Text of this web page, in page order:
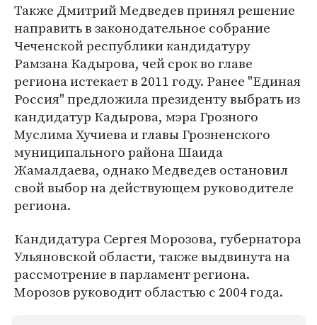
Также Дмитрий Медведев принял решение
направить в законодательное собрание
Чеченской республики кандидатуру
Рамзана Кадырова, чей срок во главе
региона истекает в 2011 году. Ранее "Единая
Россия" предложила президенту выбрать из
кандидатур Кадырова, мэра Грозного
Муслима Хучиева и главы Грозненского
муниципального района Шаида
Жамалдаева, однако Медведев остановил
свой выбор на действующем руководителе
региона.
Кандидатура Сергея Морозова, губернатора
Ульяновской области, также выдвинута на
рассмотрение в парламент региона.
Морозов руководит областью с 2004 года.